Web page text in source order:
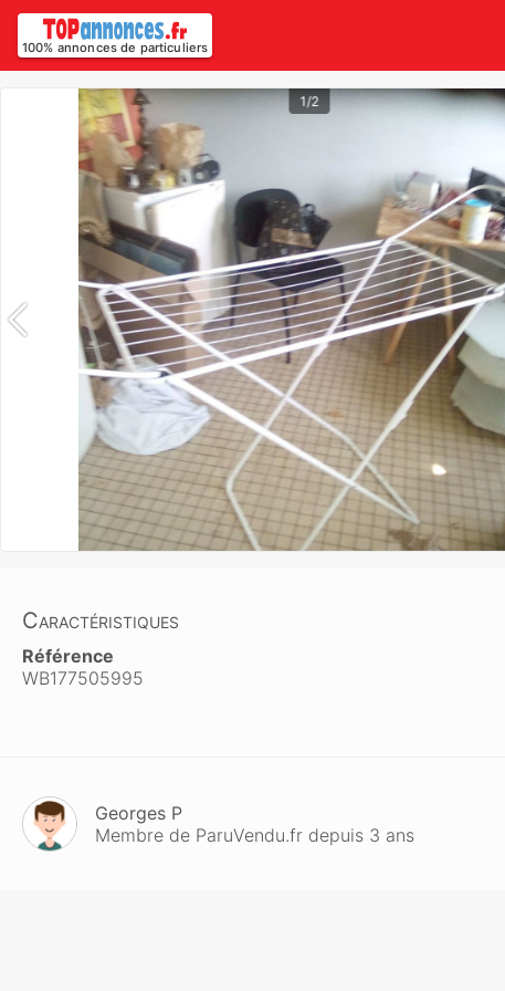
100% annonces de particuliers
1/2
Caractéristiques
Référence
WB177505995
Georges P
Membre de ParuVendu.fr depuis 3 ans